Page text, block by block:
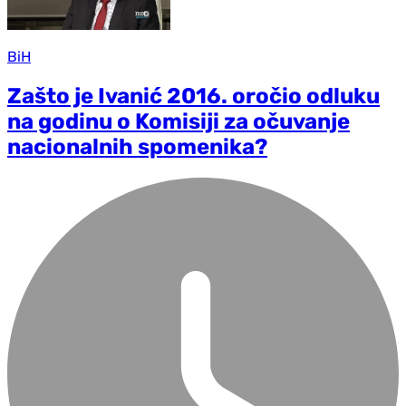
BiH
Zašto je Ivanić 2016. oročio odluku
na godinu o Komisiji za očuvanje
nacionalnih spomenika?